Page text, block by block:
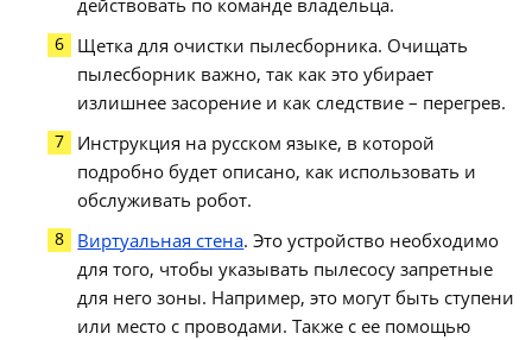
действовать по команде владельца.
Щетка для очистки пылесборника. Очищать
пылесборник важно, так как это убирает
излишнее засорение и как следствие – перегрев.
Инструкция на русском языке, в которой
подробно будет описано, как использовать и
обслуживать робот.
Виртуальная стена. Это устройство необходимо
для того, чтобы указывать пылесосу запретные
для него зоны. Например, это могут быть ступени
или место с проводами. Также с ее помощью